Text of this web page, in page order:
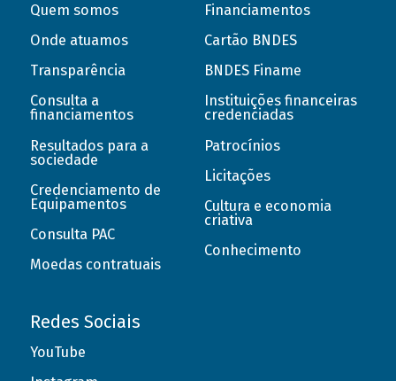
Quem somos
Onde atuamos
Transparência
Consulta a
financiamentos
Resultados para a
sociedade
Credenciamento de
Equipamentos
Consulta PAC
Moedas contratuais
Financiamentos
Cartão BNDES
BNDES Finame
Instituições financeiras
credenciadas
Patrocínios
Licitações
Cultura e economia
criativa
Conhecimento
Redes Sociais
YouTube